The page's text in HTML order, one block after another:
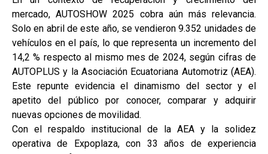
mercado, AUTOSHOW 2025 cobra aún más relevancia.
Solo en abril de este año, se vendieron 9.352 unidades de
vehículos en el país, lo que representa un incremento del
14,2 % respecto al mismo mes de 2024, según cifras de
AUTOPLUS y la Asociación Ecuatoriana Automotriz (AEA).
Este repunte evidencia el dinamismo del sector y el
apetito del público por conocer, comparar y adquirir
nuevas opciones de movilidad.
Con el respaldo institucional de la AEA y la solidez
operativa de Expoplaza, con 33 años de experiencia